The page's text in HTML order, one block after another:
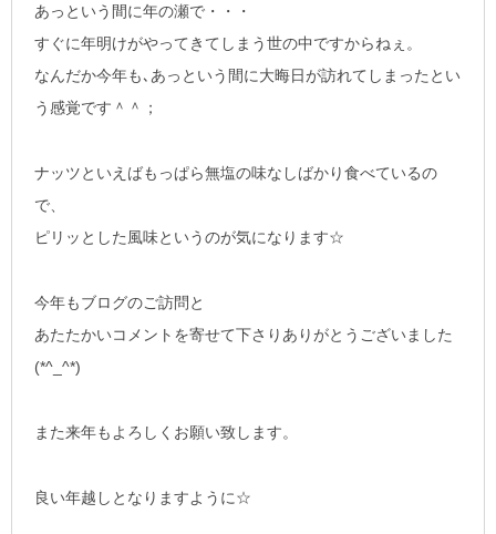
あっという間に年の瀬で・・・
すぐに年明けがやってきてしまう世の中ですからねぇ。
なんだか今年も､あっという間に大晦日が訪れてしまったとい
う感覚です＾＾；
ナッツといえばもっぱら無塩の味なしばかり食べているの
で、
ピリッとした風味というのが気になります☆
今年もブログのご訪問と
あたたかいコメントを寄せて下さりありがとうございました
(*^_^*)
また来年もよろしくお願い致します。
良い年越しとなりますように☆